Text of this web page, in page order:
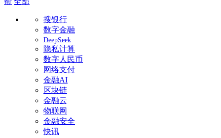
搜银行
数字金融
DeepSeek
隐私计算
数字人民币
网络支付
金融AI
区块链
金融云
物联网
金融安全
快讯